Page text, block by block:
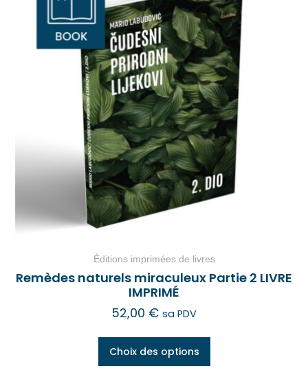
Éditions imprimées de livres
Remèdes naturels miraculeux Partie 2 LIVRE
IMPRIMÉ
52,00 € sa PDV
Choix des options